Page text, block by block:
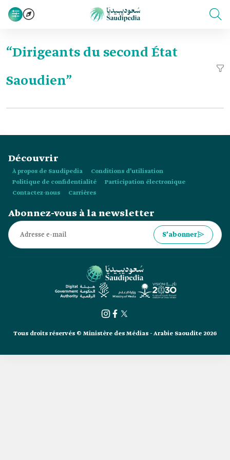
“Dirigeants du second État
Saoudien”
Découvrir
À propos de Saudipedia
Conditions d’utilisation
Politique de confidentialité
Participation électronique
Contactez-nous
Carrières
Abonnez-vous à la newsletter
S’abonner
Tous droits réservés © Ministère des Médias - Arabie Saoudite 2026